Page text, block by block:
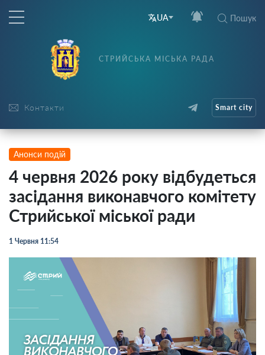
UA Пошук
Контакти
СТРИЙСЬКА МІСЬКА РАДА
Smart city
Анонси подій
4 червня 2026 року відбудеться
засідання виконавчого комітету
Стрийської міської ради
1 Червня 11:54